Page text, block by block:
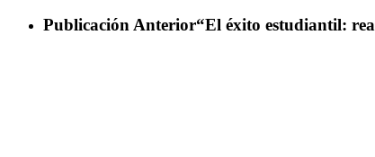
Publicación Anterior“El éxito estudiantil: